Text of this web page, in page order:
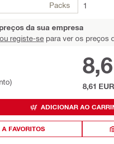
Packs
1
da sua empresa
registe-se para ver os preços
8,61 EUR
ADICIONAR AO
FAVORITOS